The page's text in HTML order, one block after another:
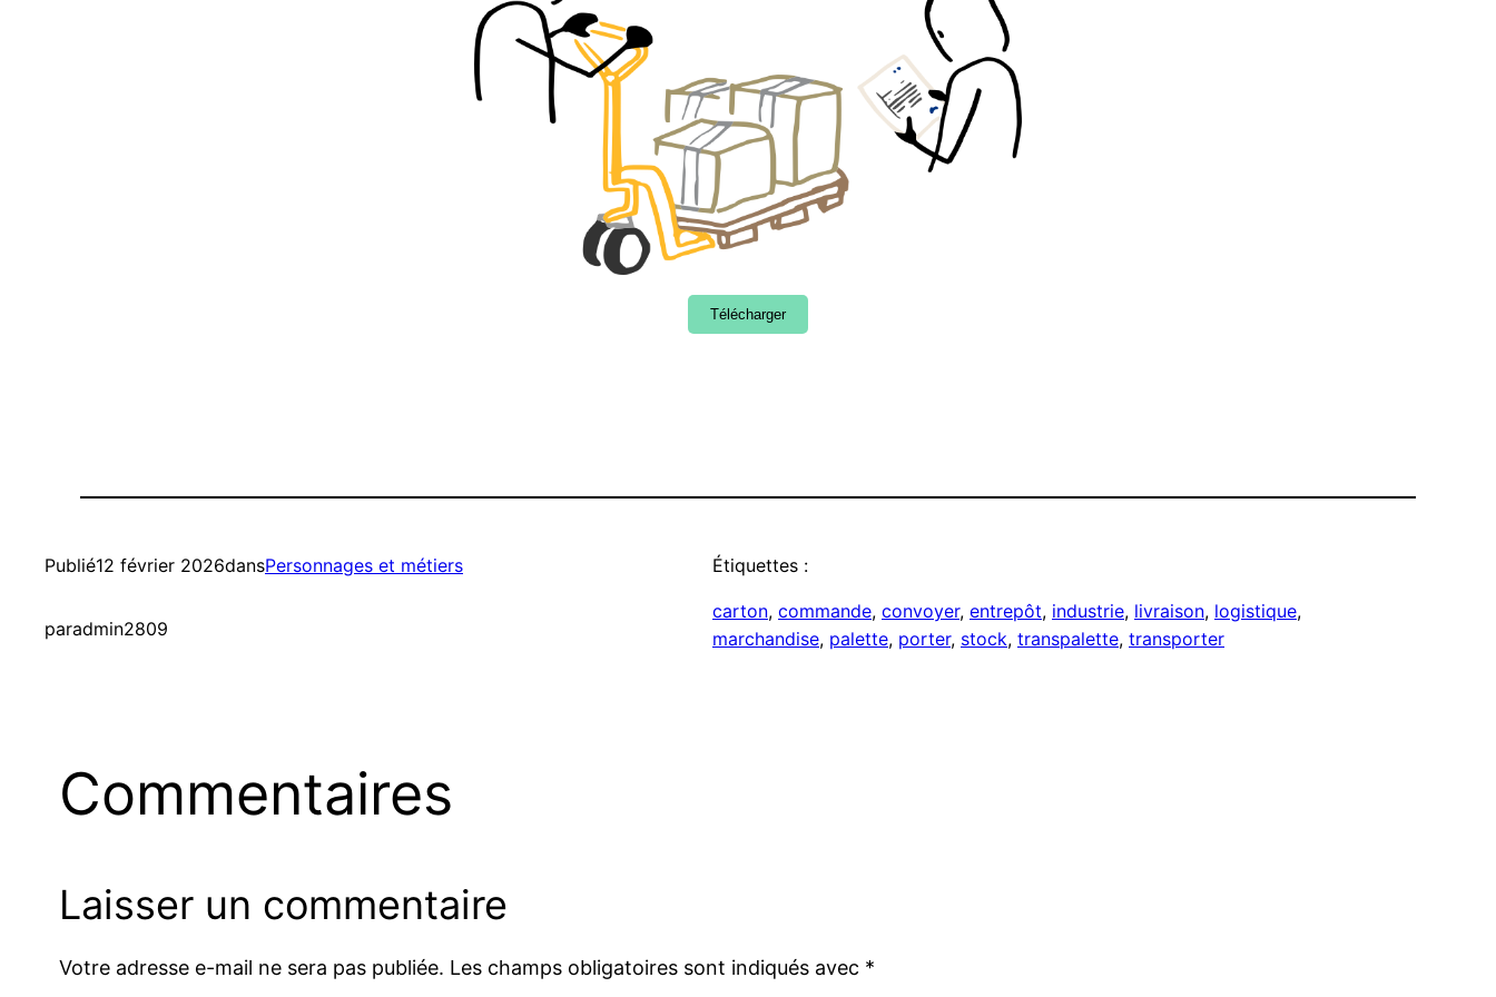
Télécharger
Publié12 février 2026dansPersonnages et métiers
paradmin2809
Étiquettes :
carton, commande, convoyer, entrepôt, industrie, livraison, logistique
marchandise, palette, porter, stock, transpalette, transporter
Commentaires
Laisser un commentaire
Votre adresse e-mail ne sera pas publiée. Les champs obligatoires sont indiqués avec *